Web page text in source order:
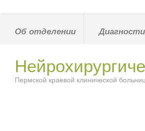
Об отделении
Пермской краевой клинической